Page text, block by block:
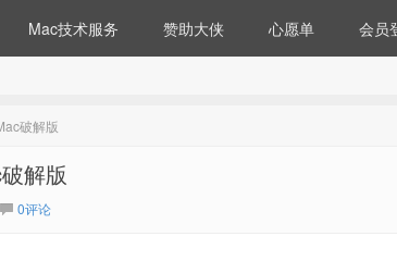
Mac技术服务 赞助大侠 心愿单 会员
破解版
解版
0评论